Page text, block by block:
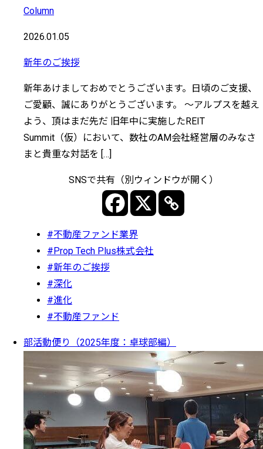
Column
2026.01.05
新年のご挨拶
新年あけましておめでとうございます。日頃のご支援、
ご愛顧、誠にありがとうございます。 〜アルプスを越え
よう、頂はまだ先だ 旧年中に実施したREIT
Summit（仮）において、数社のAM会社経営層のみなさ
まと貴重な対話を […]
SNSで共有（別ウィンドウが開く）
#不動産ファンド業界
#Prop Tech Plus株式会社
#新年のご挨拶
#深化
#進化
#不動産ファンド
部活動便り（2025年度：卓球部編）